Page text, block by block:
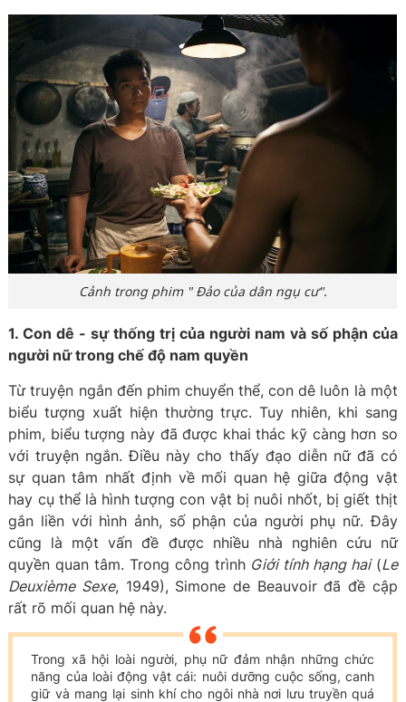
Cảnh trong phim " Đảo của dân ngụ cư".
1. Con dê - sự thống trị của người nam và số phận của
người nữ trong chế độ nam quyền
Từ truyện ngắn đến phim chuyển thể, con dê luôn là một
biểu tượng xuất hiện thường trực. Tuy nhiên, khi sang
phim, biểu tượng này đã được khai thác kỹ càng hơn so
với truyện ngắn. Điều này cho thấy đạo diễn nữ đã có
sự quan tâm nhất định về mối quan hệ giữa động vật
hay cụ thể là hình tượng con vật bị nuôi nhốt, bị giết thịt
gắn liền với hình ảnh, số phận của người phụ nữ. Đây
cũng là một vấn đề được nhiều nhà nghiên cứu nữ
quyền quan tâm. Trong công trình Giới tính hạng hai(Le
Deuxième Sexe, 1949), Simone de Beauvoir đã đề cập
rất rõ mối quan hệ này.
Trong xã hội loài người, phụ nữ đảm nhận những chức
năng của loài động vật cái: nuôi dưỡng cuộc sống, canh
giữ và mang lại sinh khí cho ngôi nhà nơi lưu truyền quá